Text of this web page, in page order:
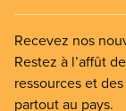
Recevez nos
Restez à l’affût
ressources et
partout au pays.